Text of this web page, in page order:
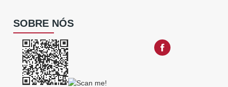
SOBRE NÓS